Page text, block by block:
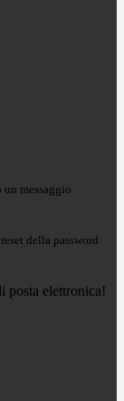
messaggio
della password
posta elettronica!